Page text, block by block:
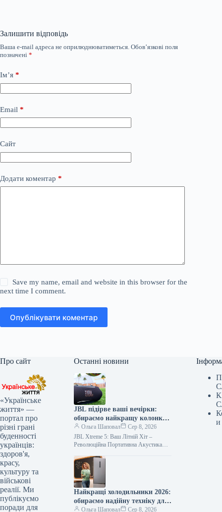
Залишити відповідь
Ваша e-mail адреса не оприлюднюватиметься. Обов’язкові поля
позначені *
Ім’я *
Email *
Сайт
Додати коментар *
Save my name, email and website in this browser for the
next time I comment.
Опублікувати коментар
Про сайт
«Українське
життя» —
портал про
різні грані
буденності
українців:
здоров'я,
красу,
культуру та
військові
реалії. Ми
публікуємо
поради для
Останні новини
JBL підірве ваші вечірки:
обираємо найкращу колонку
рокуОльга Шаповал
Сер 8, 2026
JBL Xtreme 5: Ваш Літній Хіт –
Революційна Портативна Акустика
Xtreme 5 Завойовує Літо 2026…
Найкращі холодильники 2026:
обираємо надійну техніку для
домуОльга Шаповал Сер 8, 2026
и